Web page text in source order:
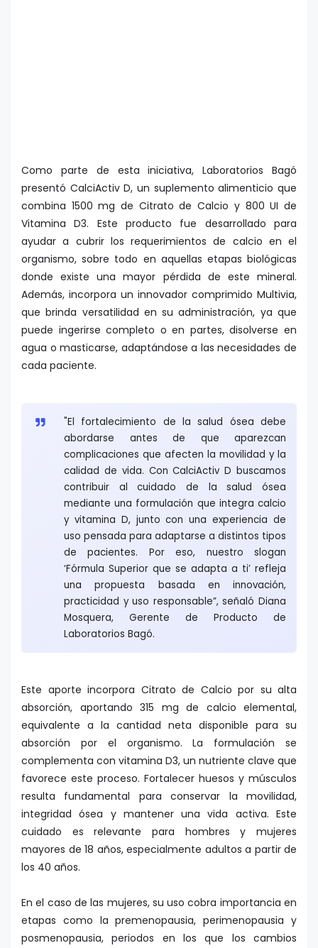
Como parte de esta iniciativa, Laboratorios Bagó
presentó CalciActiv D, un suplemento alimenticio que
combina 1500 mg de Citrato de Calcio y 800 UI de
Vitamina D3. Este producto fue desarrollado para
ayudar a cubrir los requerimientos de calcio en el
organismo, sobre todo en aquellas etapas biológicas
donde existe una mayor pérdida de este mineral.
Además, incorpora un innovador comprimido Multivia,
que brinda versatilidad en su administración, ya que
puede ingerirse completo o en partes, disolverse en
agua o masticarse, adaptándose a las necesidades de
cada paciente.
"El fortalecimiento de la salud ósea debe
abordarse antes de que aparezcan
complicaciones que afecten la movilidad y la
calidad de vida. Con CalciActiv D buscamos
contribuir al cuidado de la salud ósea
mediante una formulación que integra calcio
y vitamina D, junto con una experiencia de
uso pensada para adaptarse a distintos tipos
de pacientes. Por eso, nuestro slogan
‘Fórmula Superior que se adapta a ti’ refleja
una propuesta basada en innovación,
practicidad y uso responsable”, señaló Diana
Mosquera, Gerente de Producto de
Laboratorios Bagó.
Este aporte incorpora Citrato de Calcio por su alta
absorción, aportando 315 mg de calcio elemental,
equivalente a la cantidad neta disponible para su
absorción por el organismo. La formulación se
complementa con vitamina D3, un nutriente clave que
favorece este proceso. Fortalecer huesos y músculos
resulta fundamental para conservar la movilidad,
integridad ósea y mantener una vida activa. Este
cuidado es relevante para hombres y mujeres
mayores de 18 años, especialmente adultos a partir de
los 40 años.
En el caso de las mujeres, su uso cobra importancia en
etapas como la premenopausia, perimenopausia y
posmenopausia, periodos en los que los cambios